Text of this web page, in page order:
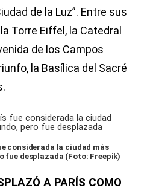
de la Luz”. Entre sus
Torre Eiffel, la Catedral
de los Campos
la Basílica del Sacré
considerada la ciudad más
fue desplazada (Foto: Freepik)
A PARÍS COMO